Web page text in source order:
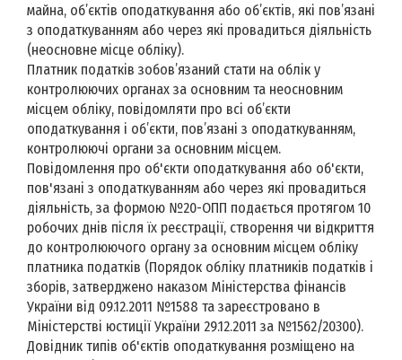
майна, об’єктів оподаткування або об’єктів, які пов’язані
з оподаткуванням або через які провадиться діяльність
(неосновне місце обліку).
Платник податків зобов’язаний стати на облік у
контролюючих органах за основним та неосновним
місцем обліку, повідомляти про всі об’єкти
оподаткування і об’єкти, пов’язані з оподаткуванням,
контролюючі органи за основним місцем.
Повідомлення про об'єкти оподаткування або об'єкти,
пов'язані з оподаткуванням або через які провадиться
діяльність, за формою №20-ОПП подається протягом 10
робочих днів після їх реєстрації, створення чи відкриття
до контролюючого органу за основним місцем обліку
платника податків (Порядок обліку платників податків і
зборів, затверджено наказом Міністерства фінансів
України від 09.12.2011 №1588 та зареєстровано в
Міністерстві юстиції України 29.12.2011 за №1562/20300).
Довідник типів об'єктів оподаткування розміщено на